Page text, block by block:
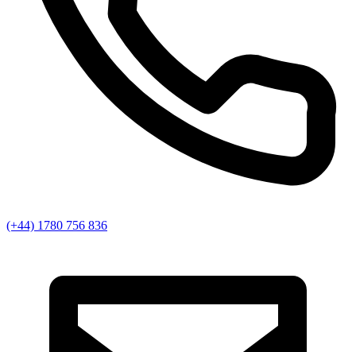
(+44) 1780 756 836